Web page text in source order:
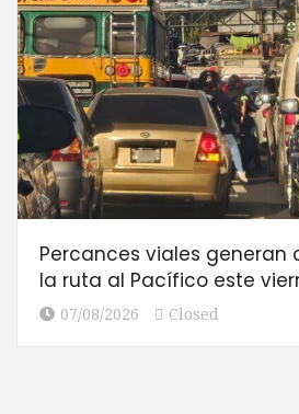
Percances viales generan
la ruta al Pacífico este
07/08/2026 Closed